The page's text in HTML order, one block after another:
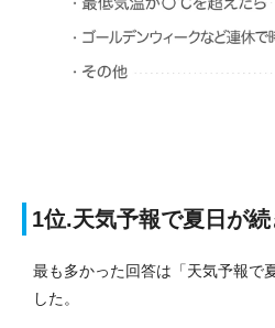
1位.天気予報で夏日が
最も多かった回答は「天気予報で
した。